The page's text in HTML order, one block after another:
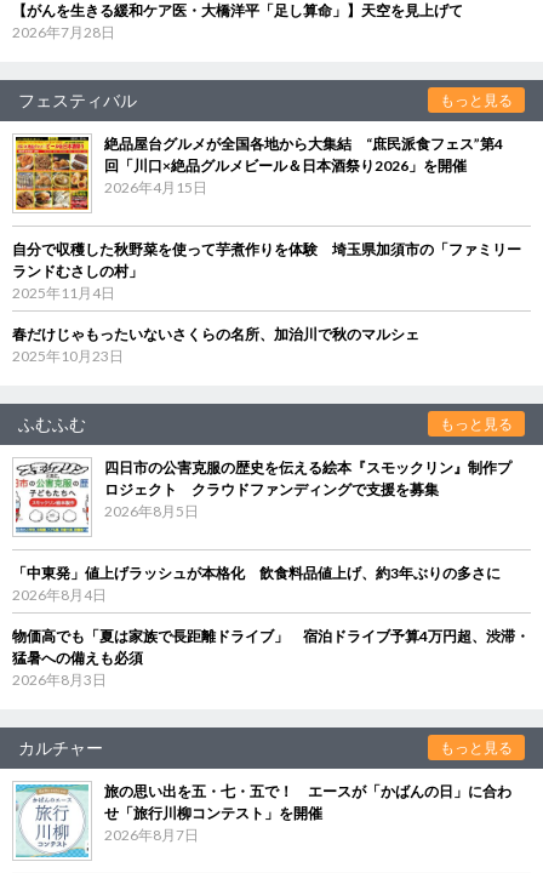
【がんを生きる緩和ケア医・大橋洋平「足し算命」】天空を見上げて
2026年7月28日
フェスティバル もっと見る
絶品屋台グルメが全国各地から大集結 “庶民派食フェス”第4
回「川口×絶品グルメビール＆日本酒祭り2026」を開催
2026年4月15日
自分で収穫した秋野菜を使って芋煮作りを体験 埼玉県加須市の「ファミリー
ランドむさしの村」
2025年11月4日
春だけじゃもったいないさくらの名所、加治川で秋のマルシェ
2025年10月23日
ふむふむ もっと見る
四日市の公害克服の歴史を伝える絵本『スモックリン』制作プ
ロジェクト クラウドファンディングで支援を募集
2026年8月5日
「中東発」値上げラッシュが本格化 飲食料品値上げ、約3年ぶりの多さに
2026年8月4日
物価高でも「夏は家族で長距離ドライブ」 宿泊ドライブ予算4万円超、渋滞・
猛暑への備えも必須
2026年8月3日
カルチャー もっと見る
旅の思い出を五・七・五で！ エースが「かばんの日」に合わ
せ「旅行川柳コンテスト」を開催
2026年8月7日